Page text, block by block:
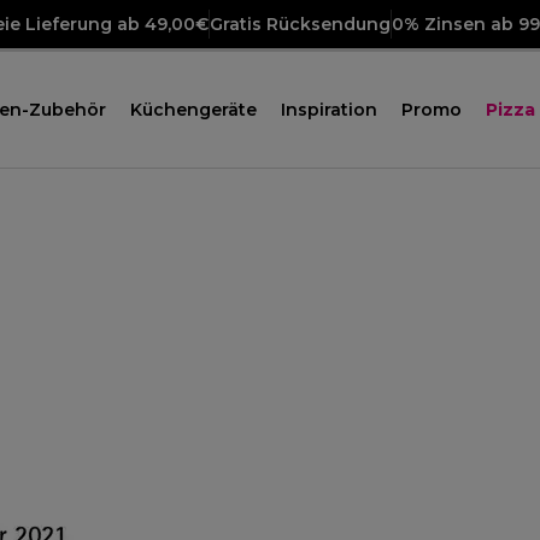
Lieferung ab 49,00€Gratis Rücksendung0% Zinsen ab
Zubehör Küchengeräte Inspiration Promo